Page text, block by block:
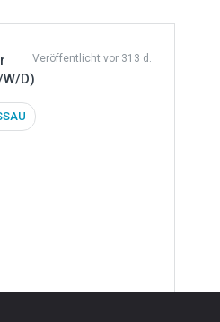
D)
Veröffentlicht vor 313 d.